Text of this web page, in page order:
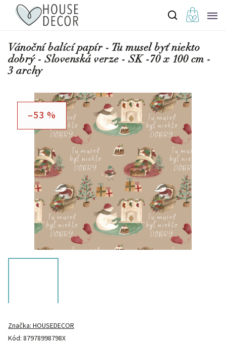
Vánoční balící papír - Tu musel byť niekto
dobrý - Slovenská verze - SK -70 x 100 cm -
3 archy
–53 %
Kód: 87978998798X
Značka:HOUSEDECOR